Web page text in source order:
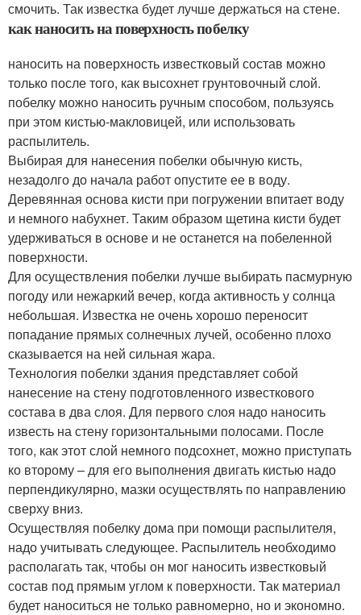
смочить. Так известка будет лучше держаться на стене.
как наносить на поверхность побелку
наносить на поверхность известковый состав можно
только после того, как высохнет грунтовочный слой.
побелку можно наносить ручным способом, пользуясь
при этом кистью-макловицей, или использовать
распылитель.
Выбирая для нанесения побелки обычную кисть,
незадолго до начала работ опустите ее в воду.
Деревянная основа кисти при погружении впитает воду
и немного набухнет. Таким образом щетина кисти будет
удерживаться в основе и не останется на побеленной
поверхности.
Для осуществления побелки лучше выбирать пасмурную
погоду или нежаркий вечер, когда активность у солнца
небольшая. Известка не очень хорошо переносит
попадание прямых солнечных лучей, особенно плохо
сказывается на ней сильная жара.
Технология побелки здания представляет собой
нанесение на стену подготовленного известкового
состава в два слоя. Для первого слоя надо наносить
известь на стену горизонтальными полосами. После
того, как этот слой немного подсохнет, можно приступать
ко второму – для его выполнения двигать кистью надо
перпендикулярно, мазки осуществлять по направлению
сверху вниз.
Осуществляя побелку дома при помощи распылителя,
надо учитывать следующее. Распылитель необходимо
располагать так, чтобы он мог наносить известковый
состав под прямым углом к поверхности. Так материал
будет наноситься не только равномерно, но и экономно.